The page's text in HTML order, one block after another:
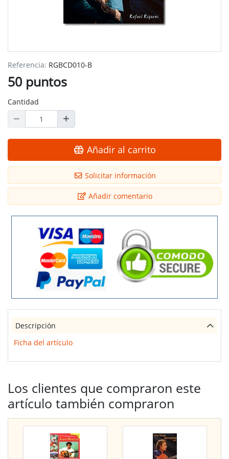
Referencia: RGBCD010-B
50 puntos
Cantidad
Añadir al carrito
Solicitar información
Añadir comentario
Descripción
Ficha del artículo
Los clientes que compraron este
artículo también compraron